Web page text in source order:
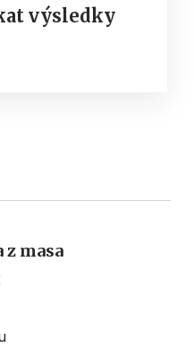
výsledky
z masa